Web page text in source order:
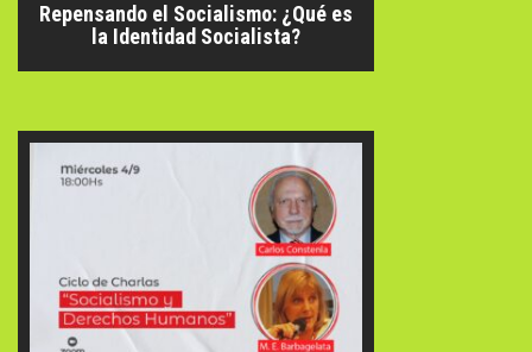
Repensando el Socialismo: ¿Qué es
la Identidad Socialista?